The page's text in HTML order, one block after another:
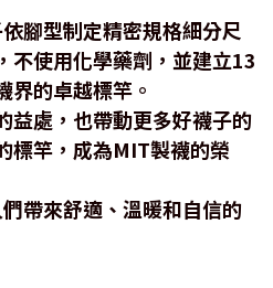
腳型制定精密規格細分尺
不使用化學藥劑，並建立13
界的卓越標竿。
益處，也帶動更多好襪子的
標竿，成為MIT製襪的榮
帶來舒適、溫暖和自信的